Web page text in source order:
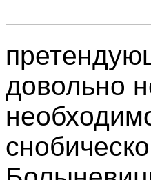
довольно